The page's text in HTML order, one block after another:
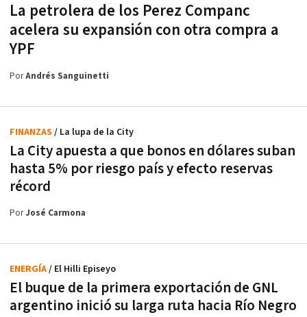
La petrolera de los Perez Companc
acelera su expansión con otra compra a
YPF
PorAndrés Sanguinetti
La City apuesta a que bonos en dólares suban
hasta 5% por riesgo país y efecto reservas
récord
FINANZAS / La lupa de la City
PorJosé Carmona
El buque de la primera exportación de GNL
argentino inició su larga ruta hacia Río Negro
ENERGÍA/ El Hilli Episeyo